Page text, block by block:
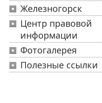
Железногорск
Центр правовой
информации
Фотогалерея
Полезные ссылки